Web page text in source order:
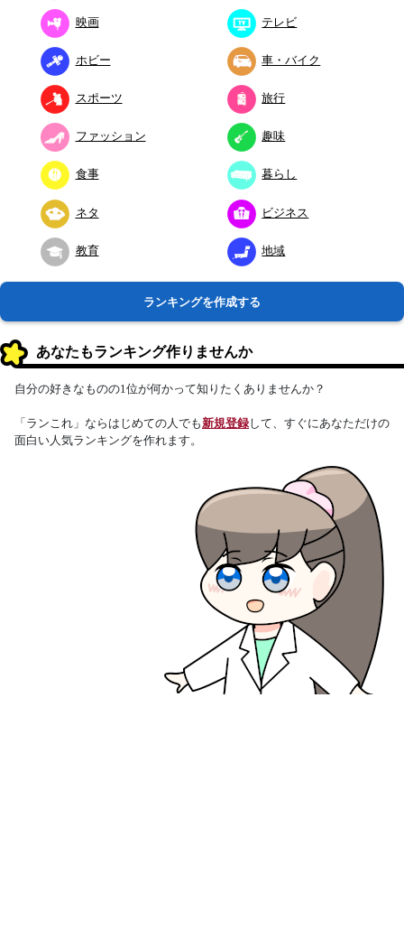
映画 テレビ
ホビー 車・バイク
スポーツ 旅行
ファッション 趣味
食事 暮らし
ネタ ビジネス
教育 地域
ランキングを作成する
あなたもランキング作りませんか
自分の好きなものの1位が何かって知りたくありませんか？
「ランこれ」ならはじめての人でも新規登録して、すぐにあなただけの
面白い人気ランキングを作れます。